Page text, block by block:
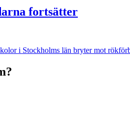
fortsätter
i Stockholms län bryter mot